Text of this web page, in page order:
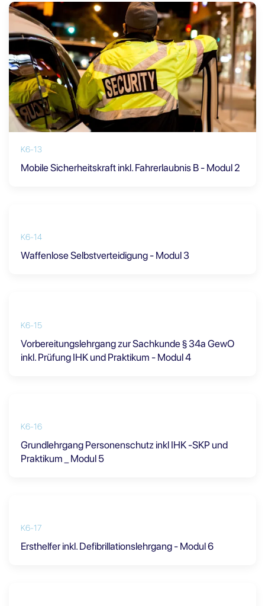
K6-13
Mobile Sicherheitskraft inkl. Fahrerlaubnis B - Modul 2
K6-14
Waffenlose Selbstverteidigung - Modul 3
K6-15
Vorbereitungslehrgang zur Sachkunde § 34a GewO
inkl. Prüfung IHK und Praktikum - Modul 4
K6-16
Grundlehrgang Personenschutz inkl IHK -SKP und
Praktikum _ Modul 5
K6-17
Ersthelfer inkl. Defibrillationslehrgang - Modul 6